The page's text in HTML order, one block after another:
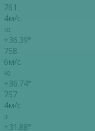
761
4м/с
ю
+36.39°
758
6м/с
ю
+36.74°
757
4м/с
з
+31.88°